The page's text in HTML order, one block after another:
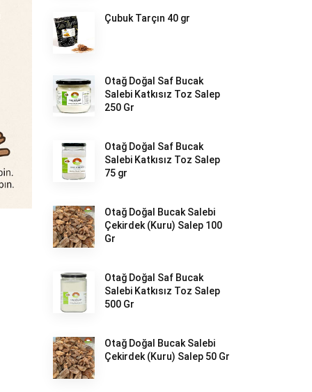
Çubuk Tarçın 40 gr
Otağ Doğal Saf Bucak
Salebi Katkısız Toz Salep
250 Gr
Otağ Doğal Saf Bucak
Salebi Katkısız Toz Salep
75 gr
Otağ Doğal Bucak Salebi
Çekirdek (Kuru) Salep 100
Gr
Otağ Doğal Saf Bucak
Salebi Katkısız Toz Salep
500 Gr
Otağ Doğal Bucak Salebi
Çekirdek (Kuru) Salep 50 Gr